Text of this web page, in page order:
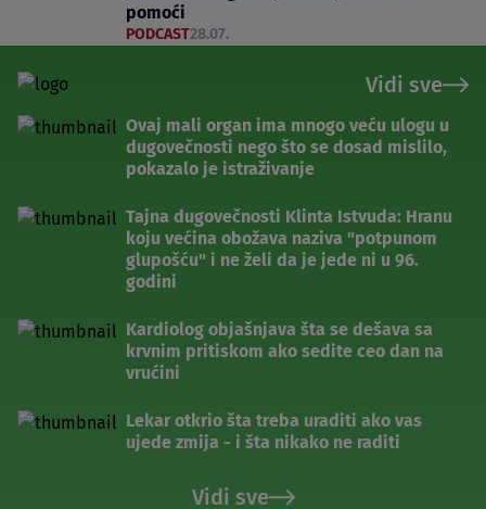
pomoći
PODCAST28.07.
Vidi sve
Ovaj mali organ ima mnogo veću ulogu u
dugovečnosti nego što se dosad mislilo,
pokazalo je istraživanje
Tajna dugovečnosti Klinta Istvuda: Hranu
koju većina obožava naziva "potpunom
glupošću" i ne želi da je jede ni u 96.
godini
Kardiolog objašnjava šta se dešava sa
krvnim pritiskom ako sedite ceo dan na
vrućini
Lekar otkrio šta treba uraditi ako vas
ujede zmija - i šta nikako ne raditi
Vidi sve